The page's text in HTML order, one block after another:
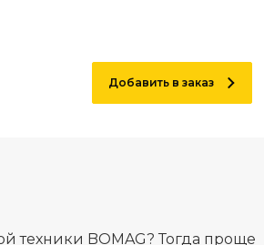
Добавить в заказ
техники BOMAG? Тогда проще